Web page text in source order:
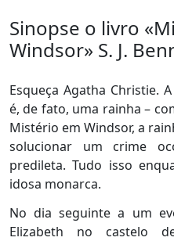
Sinopse o livro
Windsor» S. J.
Esqueça Agatha Christie.
é, de fato, uma rainha –
Mistério em Windsor, a
solucionar um crime
predileta. Tudo isso
idosa monarca.
No dia seguinte a um
Elizabeth no castelo